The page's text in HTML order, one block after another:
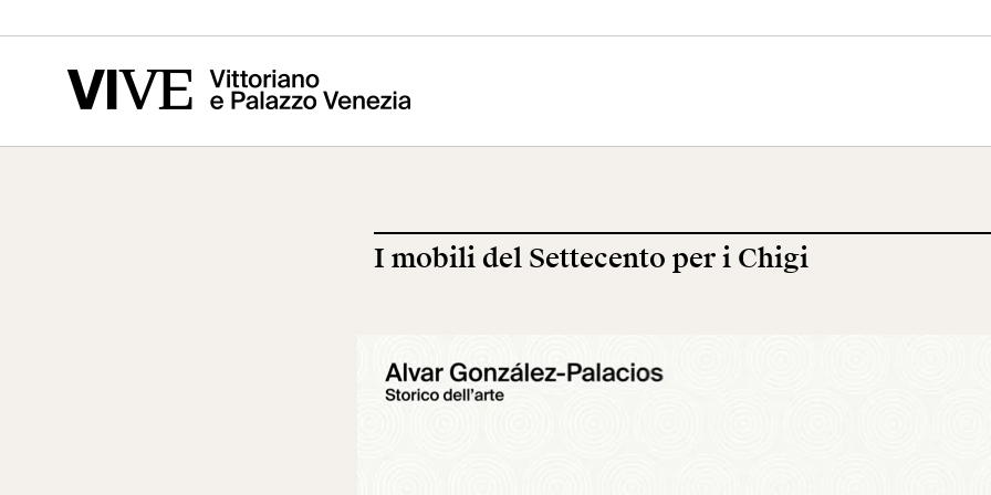
Scuole
Cantiere aperto
Mostre ed eventi
Patria
del Risorgimento
Panoramica
I mobili del Settecento per i Chigi